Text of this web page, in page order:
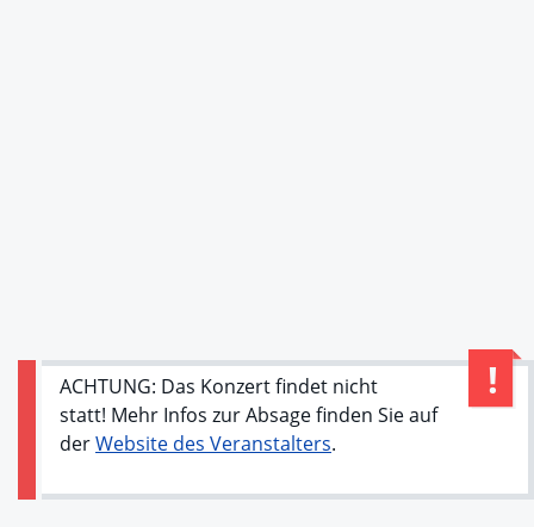
ACHTUNG: Das Konzert findet nicht
statt! Mehr Infos zur Absage finden Sie auf
derWebsite des Veranstalters.